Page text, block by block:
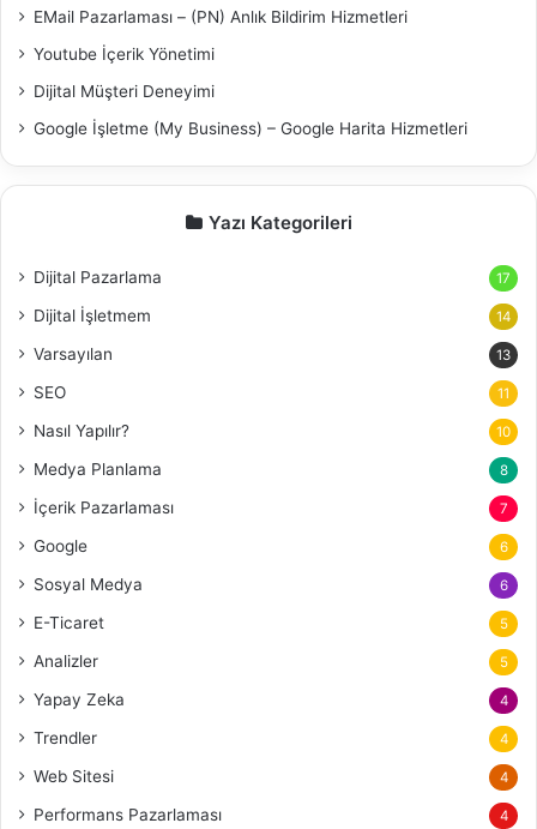
EMail Pazarlaması – (PN) Anlık Bildirim Hizmetleri
Youtube İçerik Yönetimi
Dijital Müşteri Deneyimi
Google İşletme (My Business) – Google Harita Hizmetleri
Yazı Kategorileri
Dijital Pazarlama 17
Dijital İşletmem 14
Varsayılan 13
SEO 11
Nasıl Yapılır? 10
Medya Planlama 8
İçerik Pazarlaması 7
Google 6
Sosyal Medya 6
E-Ticaret 5
Analizler 5
Yapay Zeka 4
Trendler 4
Web Sitesi 4
Performans Pazarlaması 4